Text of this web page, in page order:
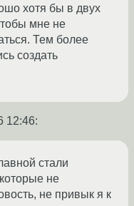
хотя бы в двух
мне не
Тем более
создать
12:46:
стали
не
не привык я к